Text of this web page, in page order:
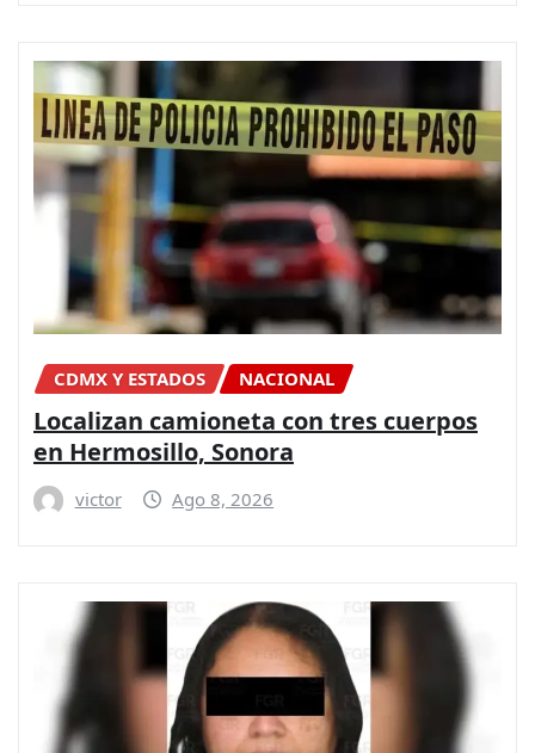
CDMX Y ESTADOS NACIONAL
Localizan camioneta con tres cuerpos
en Hermosillo, Sonora
victor Ago 8, 2026